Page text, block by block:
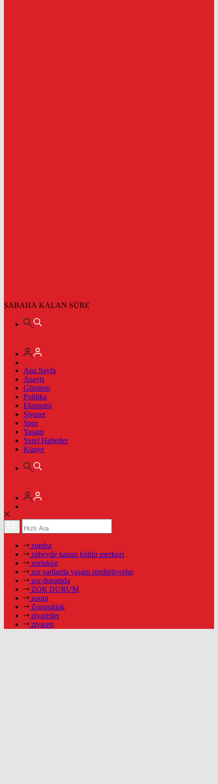
SABAHA KALAN SÜRE
Ana Sayfa
Asayiş
Gündem
Politika
Ekonomi
Siyaset
Spor
Yaşam
Yerel Haberler
Künye
zumba
zübeyde hanım kültür merkezi
zorluklar
zor şartlarda yaşam sürdürüyorlar
zor durumda
ZOR DURUM
zoom
Zonguldak
ziyaretler
ziyareti